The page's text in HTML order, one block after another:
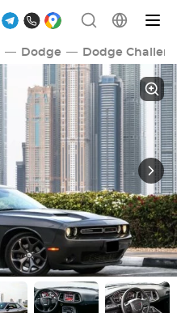
Dodge Dodge